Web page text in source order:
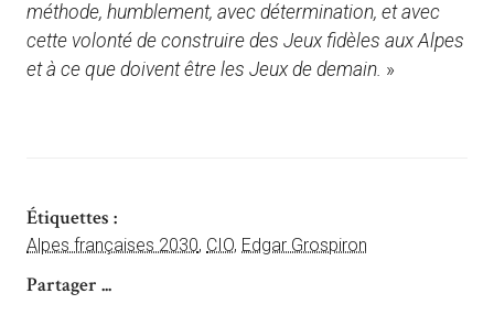
méthode, humblement, avec détermination, et avec
cette volonté de construire des Jeux fidèles aux Alpes
et à ce que doivent être les Jeux de demain. »
Étiquettes :
Alpes françaises 2030, CIO, Edgar Grospiron
Partager ...